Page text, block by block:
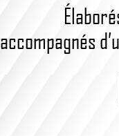
accompagnés